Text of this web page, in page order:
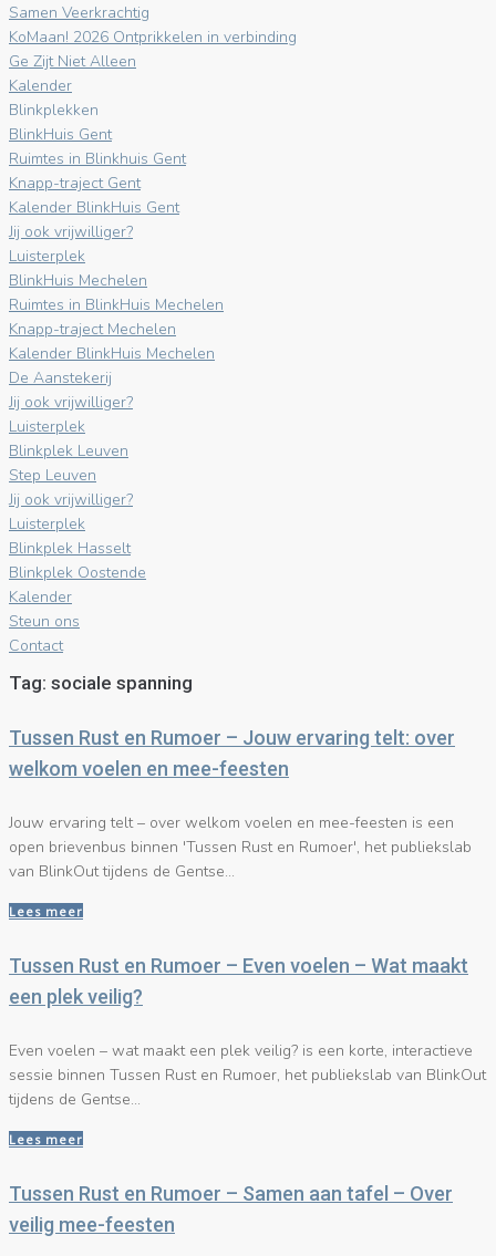
Samen Veerkrachtig
KoMaan! 2026 Ontprikkelen in verbinding
Ge Zijt Niet Alleen
Kalender
Blinkplekken
BlinkHuis Gent
Ruimtes in Blinkhuis Gent
Knapp-traject Gent
Kalender BlinkHuis Gent
Jij ook vrijwilliger?
Luisterplek
BlinkHuis Mechelen
Ruimtes in BlinkHuis Mechelen
Knapp-traject Mechelen
Kalender BlinkHuis Mechelen
De Aanstekerij
Jij ook vrijwilliger?
Luisterplek
Blinkplek Leuven
Step Leuven
Jij ook vrijwilliger?
Luisterplek
Blinkplek Hasselt
Blinkplek Oostende
Kalender
Steun ons
Contact
Tag: sociale spanning
Tussen Rust en Rumoer – Jouw ervaring telt: over
welkom voelen en mee-feesten
Jouw ervaring telt – over welkom voelen en mee-feesten is een
open brievenbus binnen 'Tussen Rust en Rumoer', het publiekslab
van BlinkOut tijdens de Gentse...
Lees meer
Tussen Rust en Rumoer – Even voelen – Wat maakt
een plek veilig?
Even voelen – wat maakt een plek veilig? is een korte, interactieve
sessie binnen Tussen Rust en Rumoer, het publiekslab van BlinkOut
tijdens de Gentse...
Lees meer
Tussen Rust en Rumoer – Samen aan tafel – Over
veilig mee-feesten